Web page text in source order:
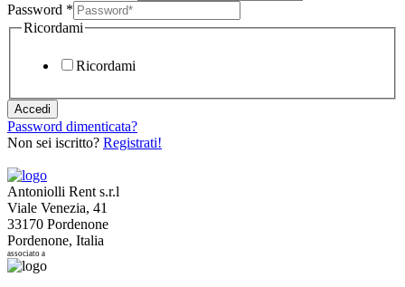
Password *
Ricordami
Ricordami
Accedi
Password dimenticata?
Non sei iscritto? Registrati!
Antoniolli Rent s.r.l
Viale Venezia, 41
33170 Pordenone
Pordenone, Italia
associato a